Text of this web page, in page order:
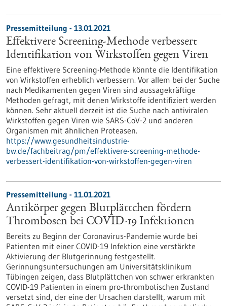
Pressemitteilung - 13.01.2021
Effektivere Screening-Methode verbessert
Identifikation von Wirkstoffen gegen Viren
Eine effektivere Screening-Methode könnte die Identifikation
von Wirkstoffen erheblich verbessern. Vor allem bei der Suche
nach Medikamenten gegen Viren sind aussagekräftige
Methoden gefragt, mit denen Wirkstoffe identifiziert werden
können. Sehr aktuell derzeit ist die Suche nach antiviralen
Wirkstoffen gegen Viren wie SARS-CoV-2 und anderen
Organismen mit ähnlichen Proteasen.
https://www.gesundheitsindustrie-
bw.de/fachbeitrag/pm/effektivere-screening-methode-
verbessert-identifikation-von-wirkstoffen-gegen-viren
Pressemitteilung - 11.01.2021
Antikörper gegen Blutplättchen fördern
Thrombosen bei COVID-19 Infektionen
Bereits zu Beginn der Coronavirus-Pandemie wurde bei
Patienten mit einer COVID-19 Infektion eine verstärkte
Aktivierung der Blutgerinnung festgestellt.
Gerinnungsuntersuchungen am Universitätsklinikum
Tübingen zeigen, dass Blutplättchen von schwer erkrankten
COVID-19 Patienten in einem pro-thrombotischen Zustand
versetzt sind, der eine der Ursachen darstellt, warum mit